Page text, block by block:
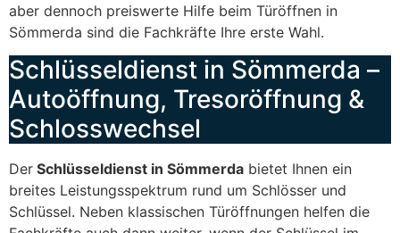
aber dennoch preiswerte Hilfe beim Türöffnen in
Sömmerda sind die Fachkräfte Ihre erste Wahl.
Schlüsseldienst in Sömmerda –
Autoöffnung, Tresoröffnung &
Schlosswechsel
Der Schlüsseldienst in Sömmerda bietet Ihnen ein
breites Leistungsspektrum rund um Schlösser und
Schlüssel. Neben klassischen Türöffnungen helfen die